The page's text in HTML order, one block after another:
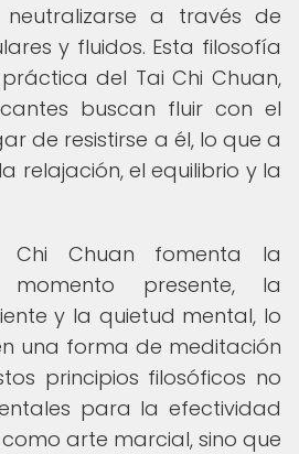
neutralizarse a través de
y fluidos. Esta filosofía
del Tai Chi Chuan,
buscan fluir con el
de resistirse a él, lo que a
relajación, el equilibrio y la
Chi Chuan fomenta la
presente, la
y la quietud mental, lo
una forma de meditación
principios filosóficos no
para la efectividad
arte marcial, sino que